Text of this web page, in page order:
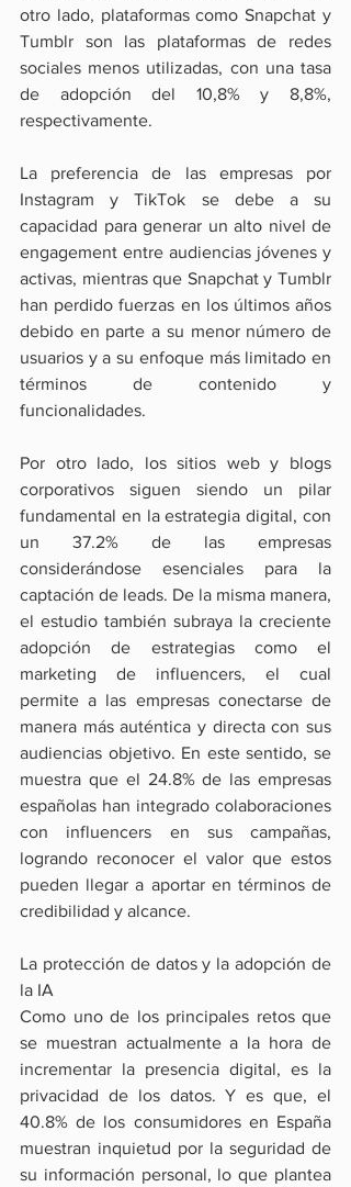
otro lado, plataformas como Snapchat y
Tumblr son las plataformas de redes
sociales menos utilizadas, con una tasa
de adopción del 10,8% y 8,8%,
respectivamente.
La preferencia de las empresas por
Instagram y TikTok se debe a su
capacidad para generar un alto nivel de
engagement entre audiencias jóvenes y
activas, mientras que Snapchat y Tumblr
han perdido fuerzas en los últimos años
debido en parte a su menor número de
usuarios y a su enfoque más limitado en
términos de contenido y
funcionalidades.
Por otro lado, los sitios web y blogs
corporativos siguen siendo un pilar
fundamental en la estrategia digital, con
un 37.2% de las empresas
considerándose esenciales para la
captación de leads. De la misma manera,
el estudio también subraya la creciente
adopción de estrategias como el
marketing de influencers, el cual
permite a las empresas conectarse de
manera más auténtica y directa con sus
audiencias objetivo. En este sentido, se
muestra que el 24.8% de las empresas
españolas han integrado colaboraciones
con influencers en sus campañas,
logrando reconocer el valor que estos
pueden llegar a aportar en términos de
credibilidad y alcance.
La protección de datos y la adopción de
la IA
Como uno de los principales retos que
se muestran actualmente a la hora de
incrementar la presencia digital, es la
privacidad de los datos. Y es que, el
40.8% de los consumidores en España
muestran inquietud por la seguridad de
su información personal, lo que plantea